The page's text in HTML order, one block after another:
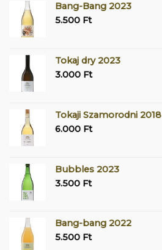
Bang-Bang 2023
5.500 Ft
Tokaj dry 2023
3.000 Ft
Tokaji Szamorodni 2018
6.000 Ft
Bubbles 2023
3.500 Ft
Bang-bang 2022
5.500 Ft